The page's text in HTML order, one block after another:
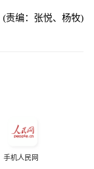
(责编：张悦、杨牧)
手机人民网